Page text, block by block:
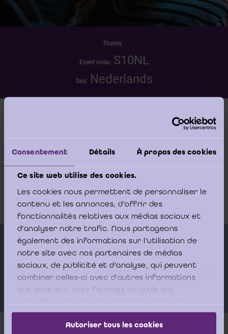
Consentement Détails À propos des cookies
Ce site web utilise des cookies.
Les cookies nous permettent de personnaliser le
contenu et les annonces, d'offrir des
fonctionnalités relatives aux médias sociaux et
d'analyser notre trafic. Nous partageons
également des informations sur l'utilisation de
notre site avec nos partenaires de médias
sociaux, de publicité et d'analyse, qui peuvent
combiner celles-ci avec d'autres informations
que vous leur avez fournies ou qu'ils ont
services.
Autoriser tous les cookies
Thema:
Event code: S10NL
Taal: Nederlands
DE MONTIL Affligem-Essene (Moortelstraat 8,
1790 Affligem-Essene)
Sprekers
QUITTELIER Tom